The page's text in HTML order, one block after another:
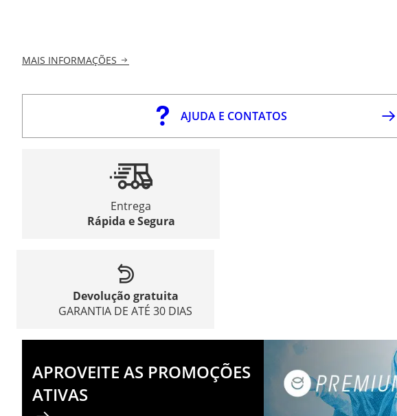
MAIS INFORMAÇÕES
AJUDA E CONTATOS
Entrega
Rápida e Segura
Devolução gratuita
GARANTIA DE ATÉ 30 DIAS
APROVEITE AS PROMOÇÕES
ATIVAS